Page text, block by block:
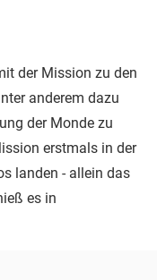
der Mission zu den
anderem dazu
der Monde zu
erstmals in der
landen - allein das
es in